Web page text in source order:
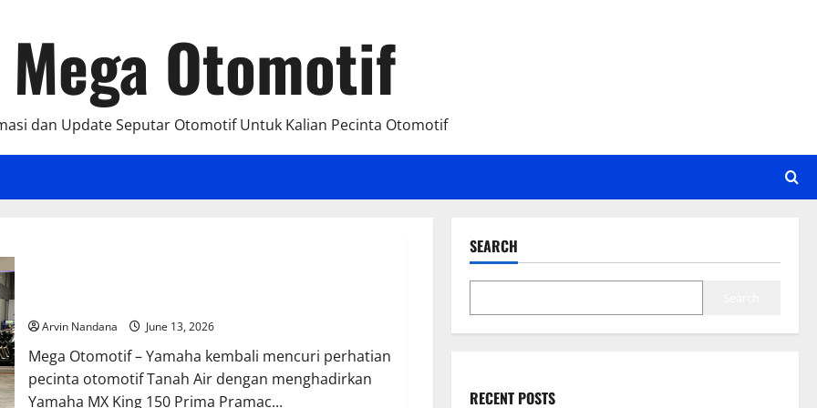
Mega Otomotif
dan Update Seputar Otomotif Untuk Kalian Pecinta Otomotif
Arvin Nandana June 13, 2026
Mega Otomotif – Yamaha kembali mencuri perhatian
pecinta otomotif Tanah Air dengan menghadirkan
Yamaha MX King 150 Prima Pramac...
SEARCH
RECENT POSTS